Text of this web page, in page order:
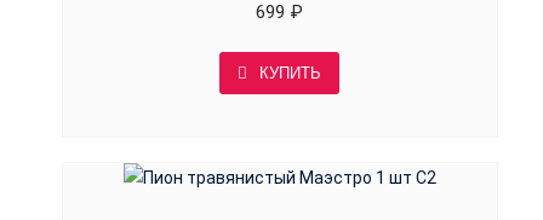
699 ₽
КУПИТЬ